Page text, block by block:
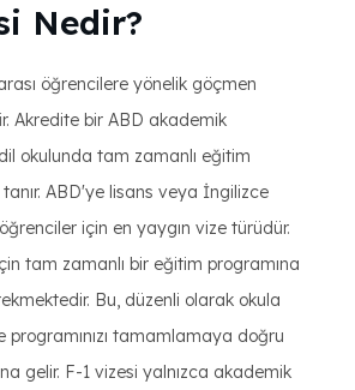
Nedir?
öğrencilere yönelik göçmen
Akredite bir ABD akademik
okulunda tam zamanlı eğitim
ABD'ye lisans veya İngilizce
için en yaygın vize türüdür.
tam zamanlı bir eğitim programına
Bu, düzenli olarak okula
tamamlamaya doğru
gelir. F-1 vizesi yalnızca akademik